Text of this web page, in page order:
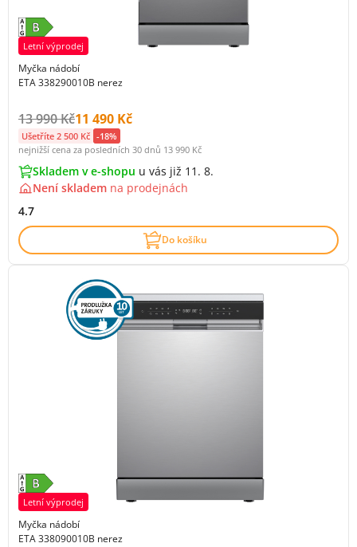
Letní výprodej
Myčka nádobí
ETA 338290010B nerez
Původní cena s DPH:
13 990 KčCena s DPH:
11 490 Kč
Ušetříte 2 500 Kč -18%
nejnižší cena za posledních 30 dnů 13 990 Kč
Skladem v e-shopu u vás již 11. 8.
Není skladem na prodejnách
4.7
Do košíku
Letní výprodej
Myčka nádobí
ETA 338090010B nerez